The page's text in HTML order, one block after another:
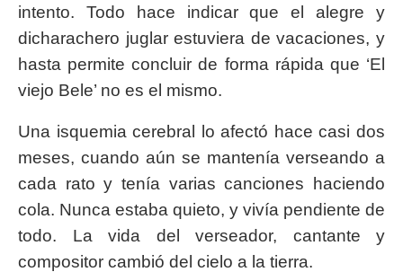
intento. Todo hace indicar que el alegre y
dicharachero juglar estuviera de vacaciones, y
hasta permite concluir de forma rápida que ‘El
viejo Bele’ no es el mismo.
Una isquemia cerebral lo afectó hace casi dos
meses, cuando aún se mantenía verseando a
cada rato y tenía varias canciones haciendo
cola. Nunca estaba quieto, y vivía pendiente de
todo. La vida del verseador, cantante y
compositor cambió del cielo a la tierra.